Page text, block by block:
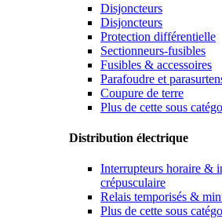
Disjoncteurs
Disjoncteurs
Protection différentielle
Sectionneurs-fusibles
Fusibles & accessoires
Parafoudre et
Coupure de terre
Plus de cette sous
Distribution électrique
Interrupteurs horaire &
crépusculaire
Relais temporisés &
Plus de cette sous